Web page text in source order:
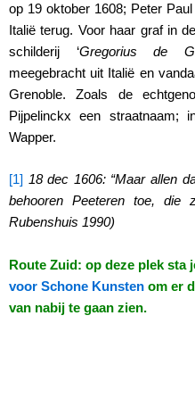
op 19 oktober 1608; Peter
Italië terug. Voor haar graf in
schilderij ‘Gregorius de
meegebracht uit Italië en
Grenoble. Zoals de
Pijpelinckx een straatnaam;
Wapper.
[1] 18 dec 1606: “Maar allen
behooren Peeteren toe, die
Rubenshuis 1990)
Route Zuid: op deze plek sta
voor Schone Kunsten om er
van nabij te gaan zien.